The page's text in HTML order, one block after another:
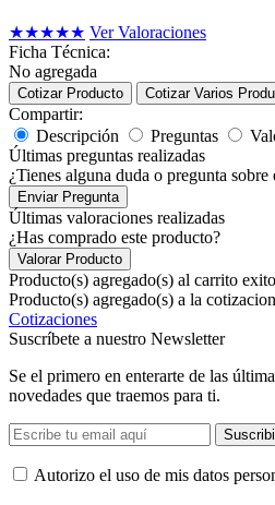
★★★★★ Ver Valoraciones
Ficha Técnica:
No agregada
Cotizar Producto Cotizar Varios
Compartir:
Descripción
Preguntas
Últimas preguntas realizadas
¿Tienes alguna duda o pregunta sobre
Enviar Pregunta
Últimas valoraciones realizadas
¿Has comprado este producto?
Valorar Producto
Producto(s) agregado(s) al carrito
Producto(s) agregado(s) a la
Cotizaciones
Suscríbete a nuestro Newsletter
Se el primero en enterarte de las
novedades que traemos para ti.
Autorizo ​​el uso de mis datos